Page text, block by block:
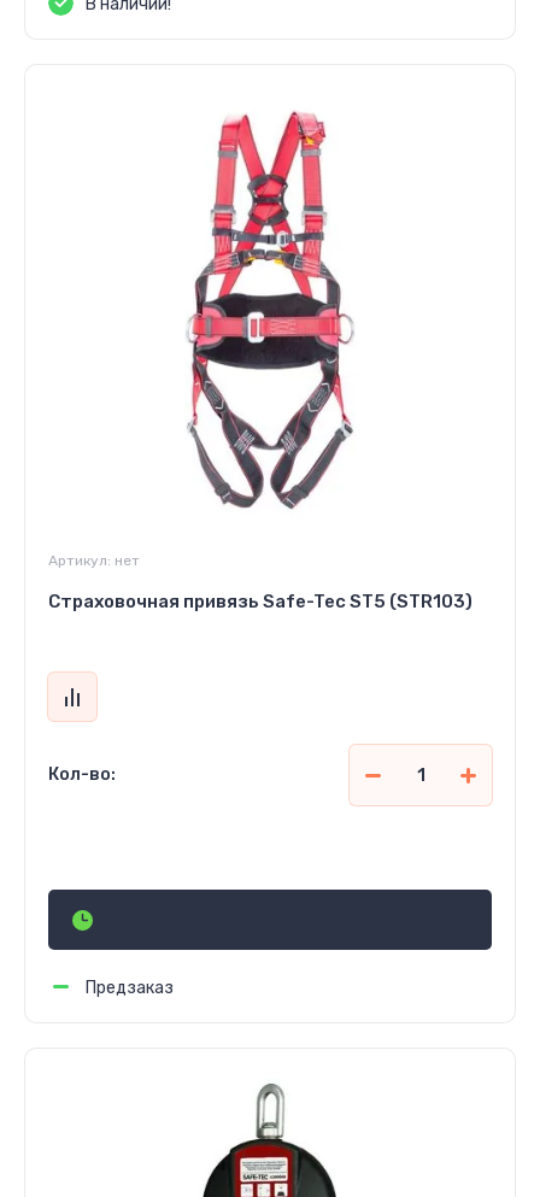
В наличии!
Артикул: нет
Страховочная привязь Safe-Tec ST5 (STR103)
Кол-во:
Предзаказ